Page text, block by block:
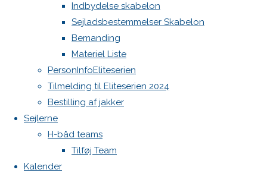
Indbydelse skabelon
Sejladsbestemmelser Skabelon
Bemanding
Materiel Liste
PersonInfoEliteserien
Tilmelding til Eliteserien 2024
Bestilling af jakker
Sejlerne
H-båd teams
Tilføj Team
Kalender
svar
Din e-
mailadresse
vil ikke
blive
publiceret.
Krævede
felter er